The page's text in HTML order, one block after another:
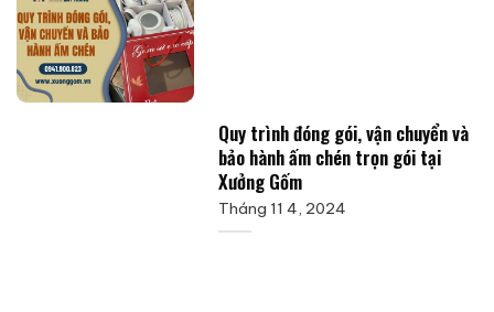
Quy trình đóng gói, vận chuyển và
bảo hành ấm chén trọn gói tại
Xưởng Gốm
Tháng 11 4, 2024